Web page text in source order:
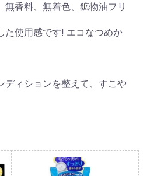
香料、無着色、鉱物油フリ
た使用感です! エコなつめか
ディションを整えて、すこや